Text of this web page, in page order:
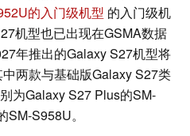
的入门级机型 的入门级机
机型也已出现在GSMA数据
年推出的Galaxy S27机型将
两款与基础版Galaxy S27类
为Galaxy S27 Plus的SM-
S958U。